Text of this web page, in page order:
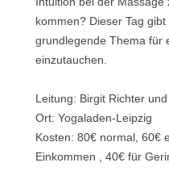
kommen? Dieser Tag
grundlegende Thema für
einzutauchen.
Leitung: Birgit Richter
Ort: Yogaladen-Leipzig
Kosten: 80€ normal, 60€
Einkommen , 40€ für